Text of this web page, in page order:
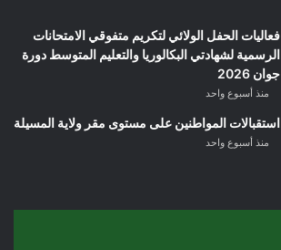
فعاليات الحفل الولائي لتكريم متفوقي الامتحانات
الرسمية لشهادتي البكالوريا والتعليم المتوسط دورة
جوان 2026
منذ أسبوع واحد
استقبالات المواطنين على مستوى مقر ولاية المسيلة
منذ أسبوع واحد